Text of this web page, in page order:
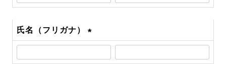
須)
氏名（フリガナ）
(必
須)